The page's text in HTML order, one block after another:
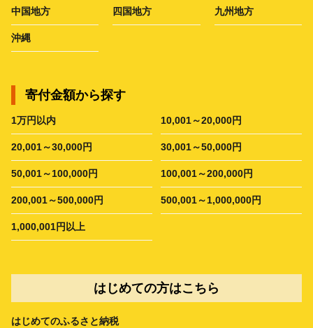
中国地方 四国地方 九州地方
沖縄
寄付金額から探す
1万円以内 10,001～20,000円
20,001～30,000円 30,001～50,000円
50,001～100,000円 100,001～200,000円
200,001～500,000円 500,001～1,000,000円
1,000,001円以上
はじめての方はこちら
はじめてのふるさと納税